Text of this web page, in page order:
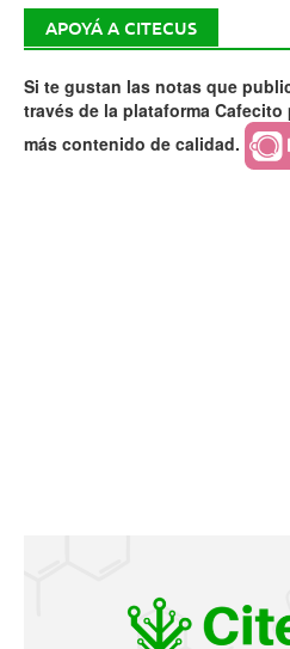
APOYÁ A CITECUS
Si te gustan las notas que
través de la plataforma
más contenido de calidad.